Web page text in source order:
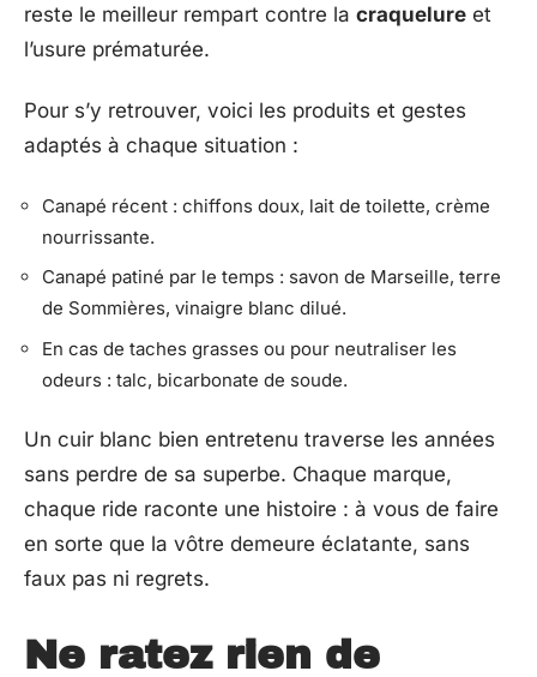
reste le meilleur rempart contre la craquelure et
l’usure prématurée.
Pour s’y retrouver, voici les produits et gestes
adaptés à chaque situation :
Canapé récent : chiffons doux, lait de toilette, crème
nourrissante.
Canapé patiné par le temps : savon de Marseille, terre
de Sommières, vinaigre blanc dilué.
En cas de taches grasses ou pour neutraliser les
odeurs : talc, bicarbonate de soude.
Un cuir blanc bien entretenu traverse les années
sans perdre de sa superbe. Chaque marque,
chaque ride raconte une histoire : à vous de faire
en sorte que la vôtre demeure éclatante, sans
faux pas ni regrets.
Ne ratez rien de